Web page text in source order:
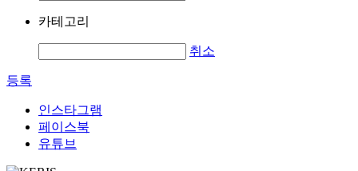
카테고리
취소
등록
인스타그램
페이스북
유튜브